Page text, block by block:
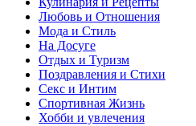
Любовь и Отношения
Мода и Стиль
На Досуге
Отдых и Туризм
Поздравления и Стихи
Секс и Интим
Спортивная Жизнь
Хобби и увлечения